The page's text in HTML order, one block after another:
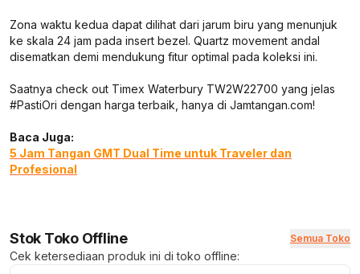
Zona waktu kedua dapat dilihat dari jarum biru yang menunjuk
ke skala 24 jam pada insert bezel. Quartz movement andal
disematkan demi mendukung fitur optimal pada koleksi ini.
Saatnya check out Timex Waterbury TW2W22700 yang jelas
#PastiOri dengan harga terbaik, hanya di Jamtangan.com!
Baca Juga:
5 Jam Tangan GMT Dual Time untuk Traveler dan
Profesional
Stok Toko Offline Semua Toko
Cek ketersediaan produk ini di toko offline: